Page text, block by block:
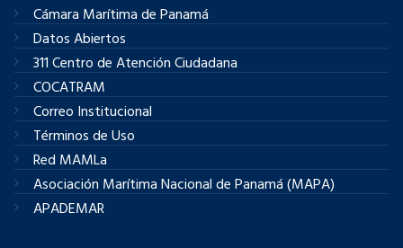
Cámara Marítima de Panamá
Datos Abiertos
311 Centro de Atención Ciudadana
COCATRAM
Correo Institucional
Términos de Uso
Red MAMLa
Asociación Marítima Nacional de Panamá (MAPA)
APADEMAR